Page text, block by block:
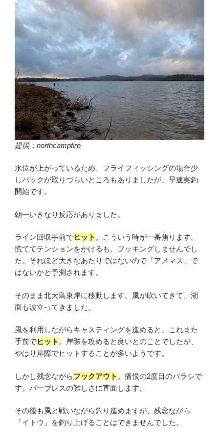
提供：northcampfire
水位が上がっているため、フライフィッシングの場合少
しバックが取りづらいところもありましたが、早速実釣
開始です。
朝一いきなり反応がありました。
ライン回収手前でヒット 。こういう時が一番焦ります。
慌ててテンションをかけるも、フッキングしませんでし
た。それほど大きなあたりではないので「アメマス」で
はないかと予測されます。
そのまま北大島東岸に移動します。風が吹いてきて、湖
面も波立ってきました。
風を利用しながらキャスティングを進めると、これまた
手前でヒット 。岸際を攻めると良いとのことでしたが、
やはり岸際でヒットすることが多いようです。
しかし残念ながらフックアウト 。痛恨の2度目のバラシで
す。バーブレスの難しさに直面します。
その後も風と戦いながら釣り進めますが、残念ながら
「イトウ」を釣り上げることはできませんでした。